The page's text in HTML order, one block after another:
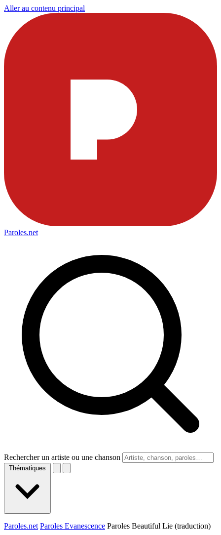
Aller au contenu principal
Paroles.net
Rechercher un artiste ou une chanson
Thématiques
Paroles.net Paroles Evanescence Paroles Beautiful Lie (traduction)